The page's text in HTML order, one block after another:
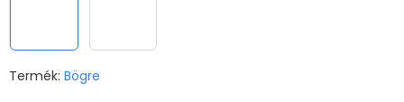
Termék: Bögre